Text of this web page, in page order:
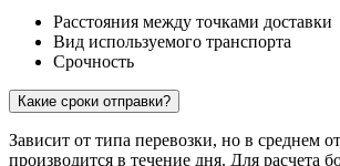
Расстояния между точками доставки
Вид используемого транспорта
Срочность
Какие сроки отправки?
Зависит от типа перевозки, но в среднем
производится в течение дня. Для расчета